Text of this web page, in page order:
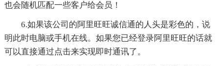
也会随机匹配一些客户给会员！
6.如果该公司的阿里旺旺诚信通的人头是彩色的，说
明此时电脑或手机在线。如果您已经登录阿里旺旺的话就
可以直接通过点击来实现即时通讯了。